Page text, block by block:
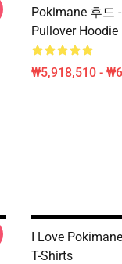
Pokimane 후드
Pullover Hoodie
₩5,918,510 -
I Love
T-Shirts